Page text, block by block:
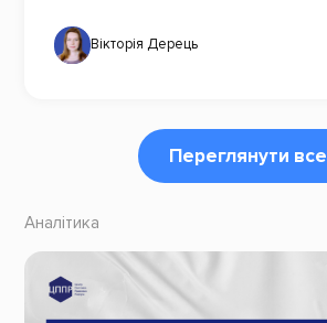
Вікторія Дерець
Переглянути все
Аналітика